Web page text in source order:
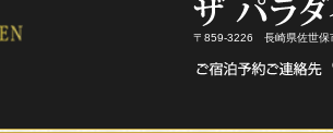
〒859-3226 長崎県佐世保